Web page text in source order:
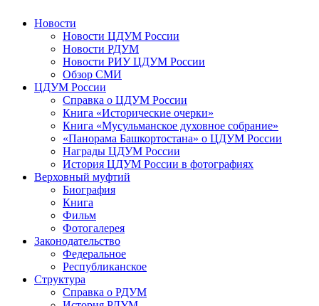
Новости
Новости ЦДУМ России
Новости РДУМ
Новости РИУ ЦДУМ России
Обзор СМИ
ЦДУМ России
Справка о ЦДУМ России
Книга «Исторические очерки»
Книга «Мусульманское духовное собрание»
«Панорама Башкортостана» о ЦДУМ России
Награды ЦДУМ России
История ЦДУМ России в фотографиях
Верховный муфтий
Биография
Книга
Фильм
Фотогалерея
Законодательство
Федеральное
Республиканское
Структура
Справка о РДУМ